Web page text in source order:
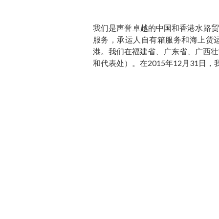
我们是声誉卓越的中国和香港水路
服务，承运人自有箱服务和海上货
港。我们在福建省、广东省、广西
和代表处）。在2015年12月31日，